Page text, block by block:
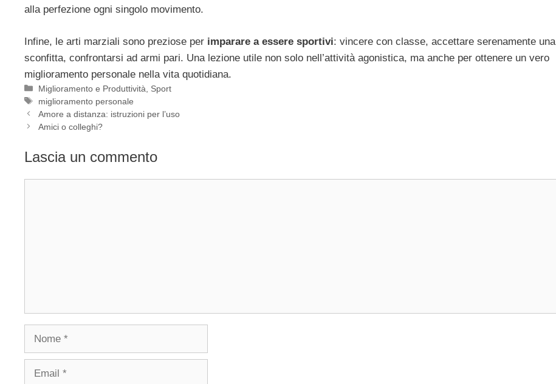
alla perfezione ogni singolo movimento.
Infine, le arti marziali sono preziose per imparare a essere sportivi: vincere con classe, accettare serenamente una
sconfitta, confrontarsi ad armi pari. Una lezione utile non solo nell’attività agonistica, ma anche per ottenere un vero
miglioramento personale nella vita quotidiana.
Categorie
Miglioramento e Produttività
Sport
Tag
miglioramento personale
Amore a distanza: istruzioni per l’uso
Amici o colleghi?
Lascia un commento
Nome
Email